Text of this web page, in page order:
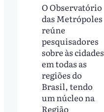
O Observatório
das Metrópoles
reúne
pesquisadores
sobre às cidades
em todas as
regiões do
Brasil, tendo
um núcleo na
Região